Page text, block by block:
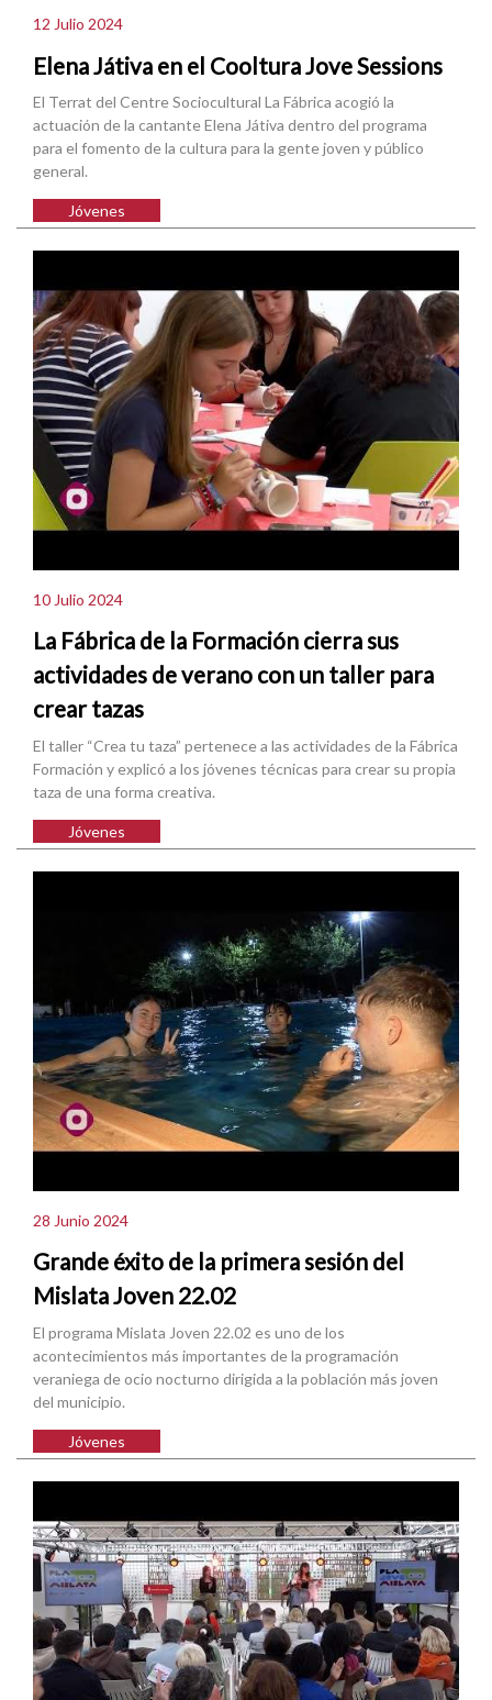
12 Julio 2024
Elena Játiva en el Cooltura Jove Sessions
El Terrat del Centre Sociocultural La Fábrica acogió la
actuación de la cantante Elena Játiva dentro del programa
para el fomento de la cultura para la gente joven y público
general.
Jóvenes
10 Julio 2024
La Fábrica de la Formación cierra sus
actividades de verano con un taller para
crear tazas
El taller “Crea tu taza” pertenece a las actividades de la Fábrica
Formación y explicó a los jóvenes técnicas para crear su propia
taza de una forma creativa.
Jóvenes
28 Junio 2024
Grande éxito de la primera sesión del
Mislata Joven 22.02
El programa Mislata Joven 22.02 es uno de los
acontecimientos más importantes de la programación
veraniega de ocio nocturno dirigida a la población más joven
del municipio.
Jóvenes